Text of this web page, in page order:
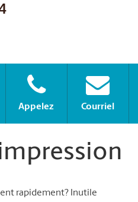
Appelez Courriel
rapidement? Inutile